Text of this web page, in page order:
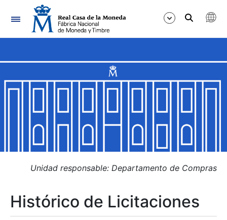
Navegación
Mostrar/Ocultar
Mostrar/Ocultar
Mostrar/Ocultar
Mostrar/Ocultar
Unidad responsable: Departamento de Compras
Histórico de Licitaciones